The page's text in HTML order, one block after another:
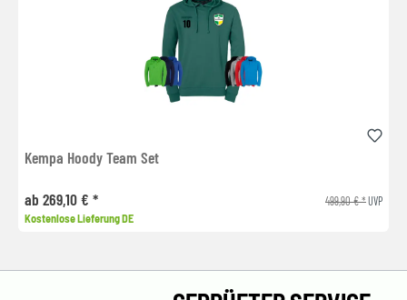
Kempa Hoody Team Set
ab 269,10 € * 499,90 € *UVP
Kostenlose Lieferung DE